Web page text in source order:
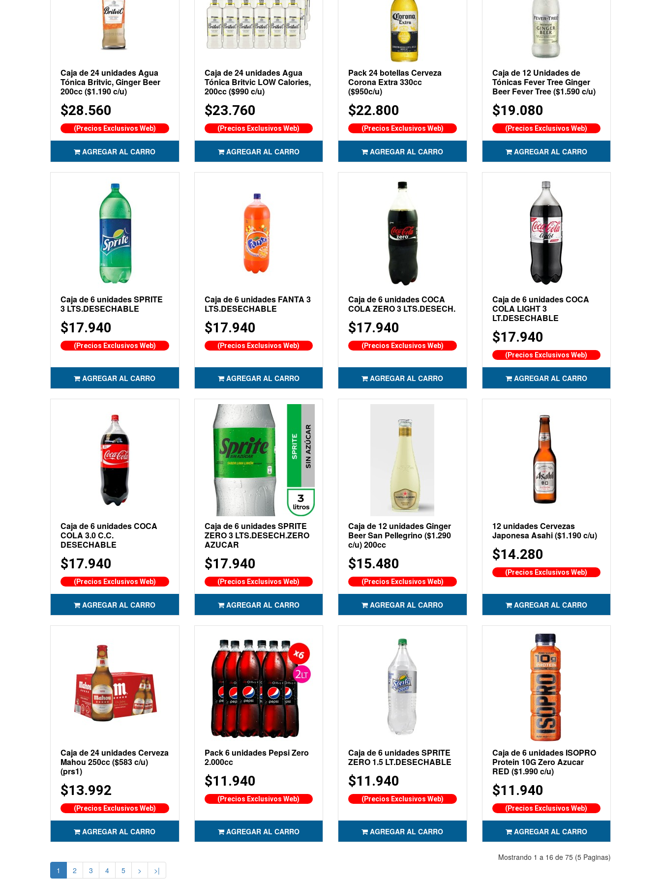
Caja de 24 unidades Agua
Tónica Britvic, Ginger Beer
200cc ($1.190 c/u)
$28.560
(Precios Exclusivos Web)
AGREGAR AL CARRO
Caja de 24 unidades Agua
Tónica Britvic LOW Calories,
200cc ($990 c/u)
$23.760
(Precios Exclusivos Web)
AGREGAR AL CARRO
Pack 24 botellas Cerveza
Corona Extra 330cc
($950c/u)
$22.800
(Precios Exclusivos Web)
AGREGAR AL CARRO
Caja de 12 Unidades de
Tónicas Fever Tree Ginger
Beer Fever Tree ($1.590 c/u)
$19.080
(Precios Exclusivos Web)
AGREGAR AL CARRO
Caja de 6 unidades SPRITE
3 LTS.DESECHABLE
$17.940
(Precios Exclusivos Web)
AGREGAR AL CARRO
Caja de 6 unidades FANTA 3
LTS.DESECHABLE
$17.940
(Precios Exclusivos Web)
AGREGAR AL CARRO
Caja de 6 unidades COCA
COLA ZERO 3 LTS.DESECH.
$17.940
(Precios Exclusivos Web)
AGREGAR AL CARRO
Caja de 6 unidades COCA
COLA LIGHT 3
LT.DESECHABLE
$17.940
(Precios Exclusivos Web)
AGREGAR AL CARRO
Caja de 6 unidades COCA
COLA 3.0 C.C.
DESECHABLE
$17.940
(Precios Exclusivos Web)
AGREGAR AL CARRO
Caja de 6 unidades SPRITE
ZERO 3 LTS.DESECH.ZERO
AZUCAR
$17.940
(Precios Exclusivos Web)
AGREGAR AL CARRO
Caja de 12 unidades Ginger
Beer San Pellegrino ($1.290
c/u) 200cc
$15.480
(Precios Exclusivos Web)
AGREGAR AL CARRO
12 unidades Cervezas
Japonesa Asahi ($1.190 c/u)
$14.280
(Precios Exclusivos Web)
AGREGAR AL CARRO
Caja de 24 unidades Cerveza
Mahou 250cc ($583 c/u)
(prs1)
$13.992
(Precios Exclusivos Web)
AGREGAR AL CARRO
Pack 6 unidades Pepsi Zero
2.000cc
$11.940
(Precios Exclusivos Web)
AGREGAR AL CARRO
Caja de 6 unidades SPRITE
ZERO 1.5 LT.DESECHABLE
$11.940
(Precios Exclusivos Web)
AGREGAR AL CARRO
Caja de 6 unidades ISOPRO
Protein 10G Zero Azucar
RED ($1.990 c/u)
$11.940
(Precios Exclusivos Web)
AGREGAR AL CARRO
1 2 3 4 5 > >|
Mostrando 1 a 16 de 75 (5 Paginas)